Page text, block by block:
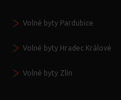
Volné byty Pardubice
Volné byty Hradec Králové
Volné byty Zlín